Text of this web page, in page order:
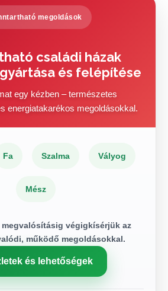
megoldások
családi házak
és felépítése
egy kézben – természetes
energiatakarékos megoldásokkal.
Fa Szalma Vályog
Mész
megvalósításig végigkísérjük az
működő megoldásokkal.
és lehetőségek